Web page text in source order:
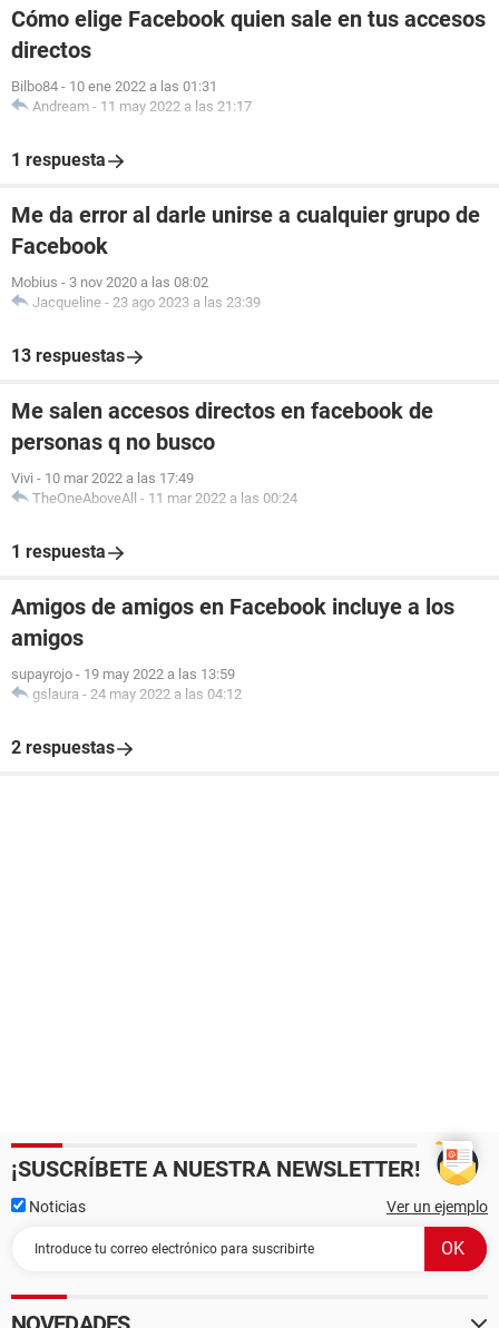
Cómo elige Facebook quien sale en tus accesos
directos
Bilbo84 - 10 ene 2022 a las 01:31
Andream - 11 may 2022 a las 21:17
1 respuesta
Me da error al darle unirse a cualquier grupo de
Facebook
Mobius - 3 nov 2020 a las 08:02
Jacqueline - 23 ago 2023 a las 23:39
13 respuestas
Me salen accesos directos en facebook de
personas q no busco
Vivi - 10 mar 2022 a las 17:49
TheOneAboveAll - 11 mar 2022 a las 00:24
1 respuesta
Amigos de amigos en Facebook incluye a los
amigos
supayrojo - 19 may 2022 a las 13:59
gslaura - 24 may 2022 a las 04:12
2 respuestas
¡SUSCRÍBETE A NUESTRA NEWSLETTER!
Noticias Ver un ejemplo